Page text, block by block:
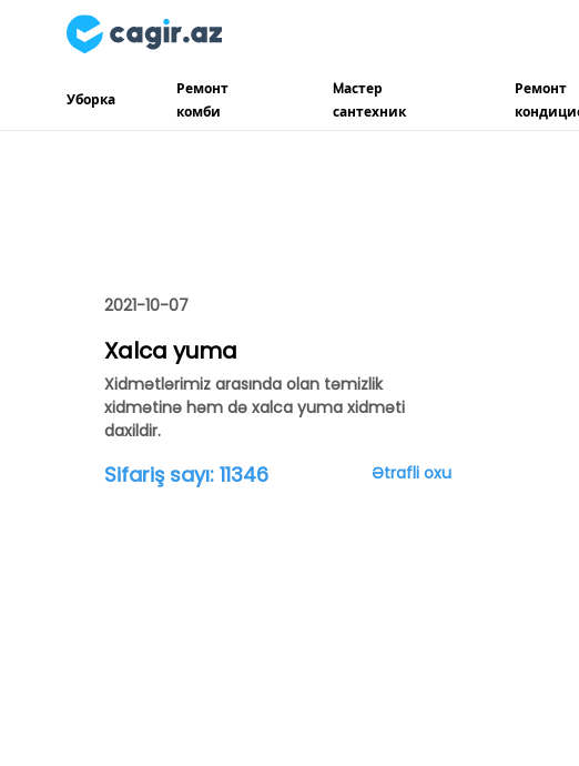
Уборка
Ремонт
комби
Mастер
сантехник
Ремонт
2021-10-07
Xalca yuma
Xidmətlərimiz arasında olan təmizlik
xidmətinə həm də xalca yuma xidməti
daxildir.
Sifariş sayı: 11346 Ətrafli oxu